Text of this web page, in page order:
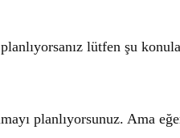
lütfen şu
planlıyorsunuz. Ama